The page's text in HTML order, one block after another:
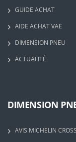
GUIDE ACHAT
AIDE ACHAT VAE
DIMENSION PNEU
ACTUALITÉ
DIMENSION
AVIS MICHELIN